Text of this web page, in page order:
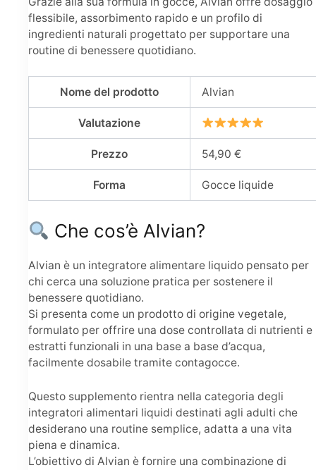
flessibile, assorbimento rapido e un profilo di
ingredienti naturali progettato per supportare una
routine di benessere quotidiano.
Nome del prodotto Alvian
Valutazione
Prezzo 54,90 €
Forma Gocce liquide
Che cos’è Alvian?
Alvian è un integratore alimentare liquido pensato per
chi cerca una soluzione pratica per sostenere il
benessere quotidiano.
Si presenta come un prodotto di origine vegetale,
formulato per offrire una dose controllata di nutrienti e
estratti funzionali in una base a base d’acqua,
facilmente dosabile tramite contagocce.
Questo supplemento rientra nella categoria degli
integratori alimentari liquidi destinati agli adulti che
desiderano una routine semplice, adatta a una vita
piena e dinamica.
L’obiettivo di Alvian è fornire una combinazione di